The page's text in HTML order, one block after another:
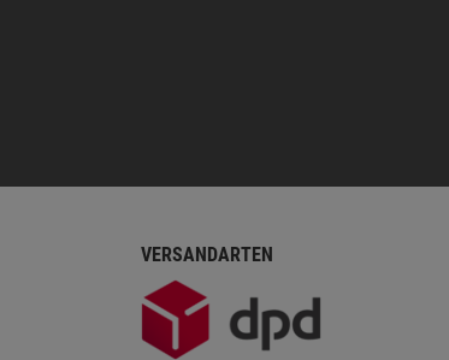
VERSANDARTEN